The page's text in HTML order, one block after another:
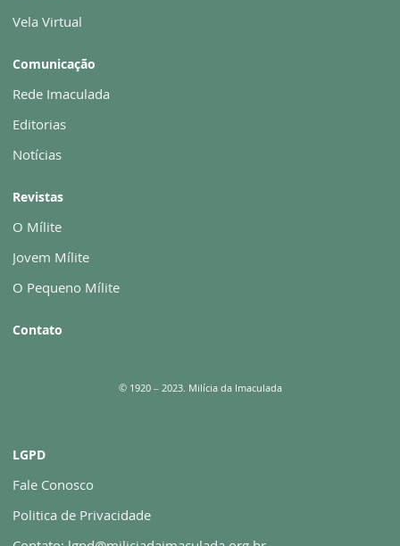
Vela Virtual
Comunicação
Rede Imaculada
Editorias
Notícias
Revistas
O Mílite
Jovem Mílite
O Pequeno Mílite
Contato
© 1920 – 2023. Milícia da Imaculada
LGPD
Fale Conosco
Politica de Privacidade